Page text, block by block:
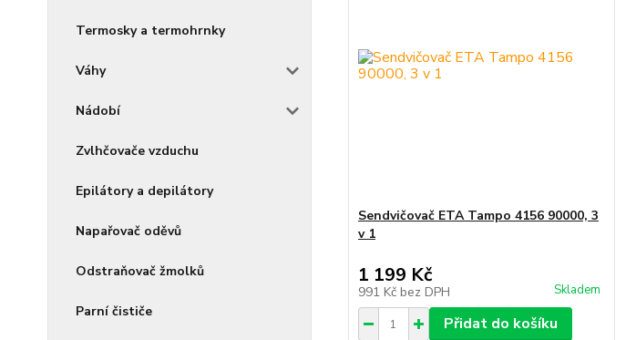
Termosky a termohrnky
Váhy
Nádobí
Zvlhčovače vzduchu
Epilátory a depilátory
Napařovač oděvů
Odstraňovač žmolků
Parní čističe
Sendvičovač ETA Tampo 4156 90000, 3
v 1
1 199 Kč
991 Kč bez DPH Skladem
Přidat do košíku